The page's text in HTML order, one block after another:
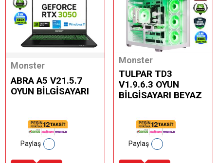
Monster
ABRA A5 V21.5.7
OYUN BİLGİSAYARI
Paylaş
Monster
TULPAR TD3
V1.9.6.3 OYUN
BİLGİSAYARI BEYAZ
Paylaş